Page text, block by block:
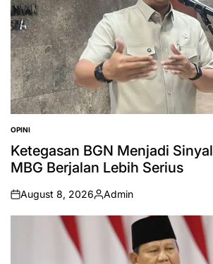
POSTED
IN
OPINI
Ketegasan BGN Menjadi
MBG Berjalan Lebih Serius
on
August 8, 2026
Posted
by
Admin